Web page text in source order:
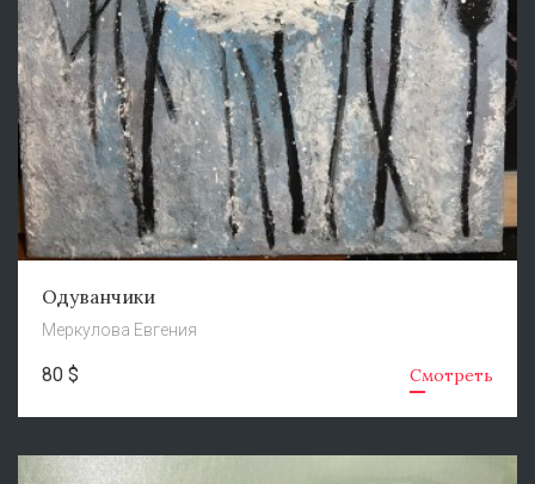
Одуванчики
Меркулова Евгения
80 $ Смотреть